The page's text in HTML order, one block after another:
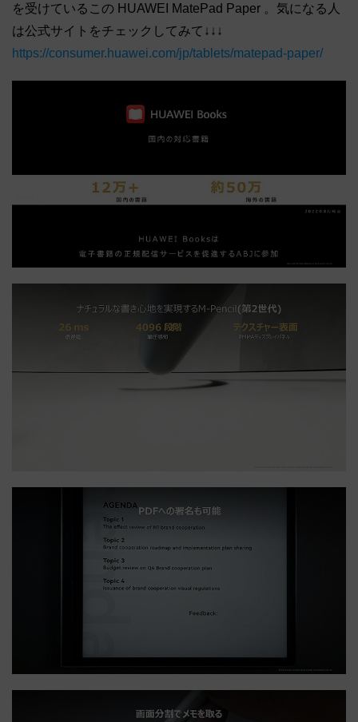
を受けているこの HUAWEI MatePad Paper 。気になる人
は公式サイトをチェックしてみて↓↓↓
https://consumer.huawei.com/jp/tablets/matepad-paper/